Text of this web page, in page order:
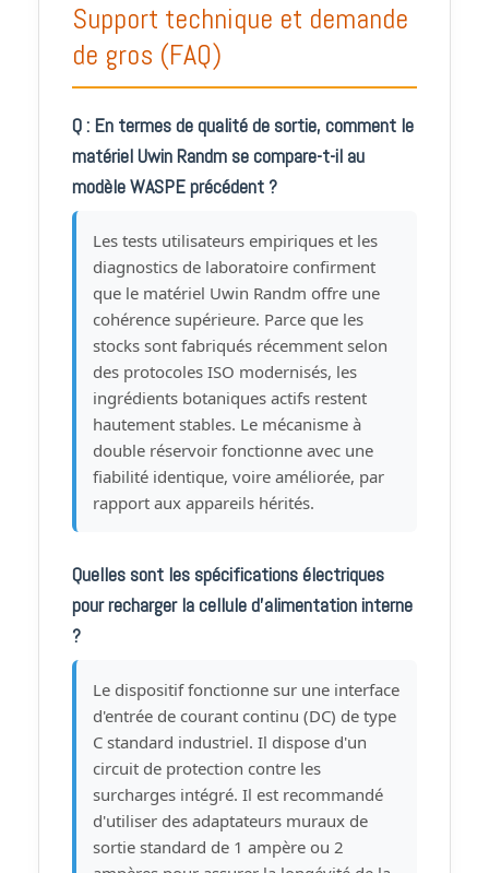
Support technique et demande
de gros (FAQ)
Q : En termes de qualité de sortie, comment le
matériel Uwin Randm se compare-t-il au
modèle WASPE précédent ?
Les tests utilisateurs empiriques et les
diagnostics de laboratoire confirment
que le matériel Uwin Randm offre une
cohérence supérieure. Parce que les
stocks sont fabriqués récemment selon
des protocoles ISO modernisés, les
ingrédients botaniques actifs restent
hautement stables. Le mécanisme à
double réservoir fonctionne avec une
fiabilité identique, voire améliorée, par
rapport aux appareils hérités.
Quelles sont les spécifications électriques
pour recharger la cellule d'alimentation interne
?
Le dispositif fonctionne sur une interface
d'entrée de courant continu (DC) de type
C standard industriel. Il dispose d'un
circuit de protection contre les
surcharges intégré. Il est recommandé
d'utiliser des adaptateurs muraux de
sortie standard de 1 ampère ou 2